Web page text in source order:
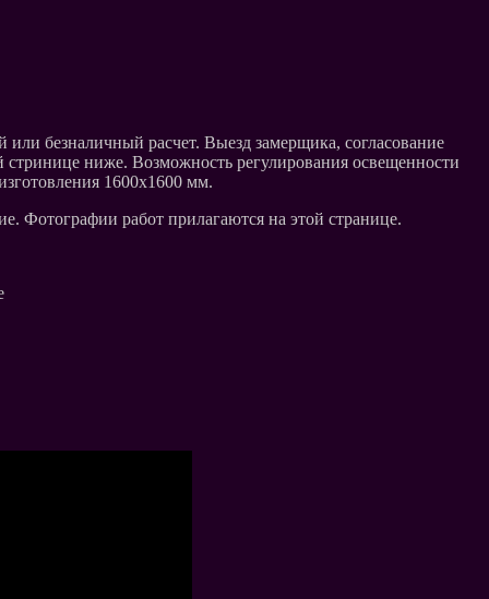
безналичный расчет. Выезд замерщика, согласование
ниже. Возможность регулирования освещенности
1600х1600 мм.
Фотографии работ прилагаются на этой странице.